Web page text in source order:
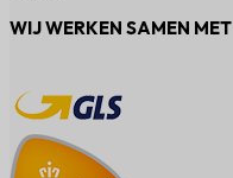
WIJ WERKEN SAMEN MET